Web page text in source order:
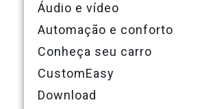
Áudio e vídeo
Automação e conforto
Conheça seu carro
CustomEasy
Download